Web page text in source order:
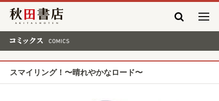
秋田書店
スマイリング！〜晴れやかなロード〜